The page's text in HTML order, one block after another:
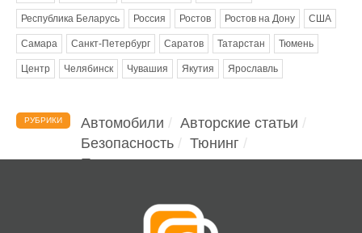
Республика Беларусь Россия Ростов Ростов на Дону США
Самара Санкт-Петербург Саратов Татарстан Тюмень
Центр Челябинск Чувашия Якутия Ярославль
РУБРИКИ Автомобили
Авторские статьи
Безопасность
Тюнинг
Помощь водителю